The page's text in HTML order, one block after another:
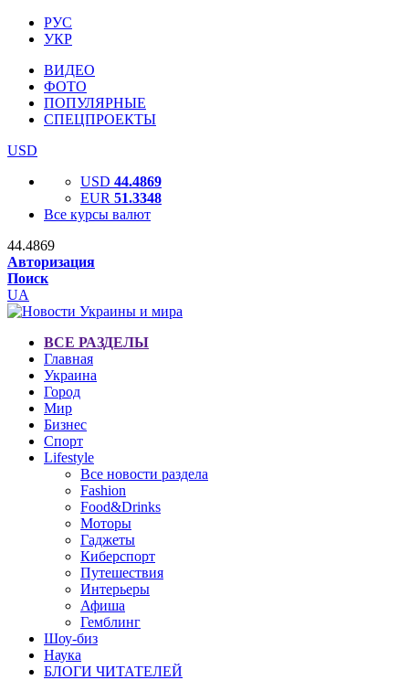
РУС
УКР
ВИДЕО
ФОТО
ПОПУЛЯРНЫЕ
СПЕЦПРОЕКТЫ
USD
USD 44.4869
EUR 51.3348
Все курсы валют
44.4869
Авторизация
Поиск
UA
ВСЕ РАЗДЕЛЫ
Главная
Украина
Город
Мир
Бизнес
Спорт
Lifestyle
Все новости раздела
Fashion
Food&Drinks
Моторы
Гаджеты
Киберспорт
Путешествия
Интерьеры
Афиша
Гемблинг
Шоу-биз
Наука
БЛОГИ ЧИТАТЕЛЕЙ